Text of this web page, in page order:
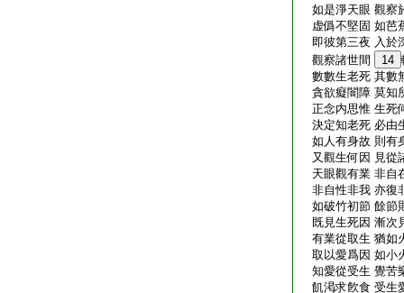
如是淨天眼 觀察
虚僞不堅固 如芭
即彼第三夜 入於
觀察諸世間
14
數數生老死 其數
貪欲癡闇障 莫知
正念内思惟 生死
決定知老死 必由
如人有身故 則有
又觀生何因 見從
天眼觀有業 非自
非自性非我 亦復
如破竹初節 餘節
既見生死因 漸次
有業從取生 猶如
取以愛爲因 如小
知愛從受生 覺苦
飢渇求飮食 受生